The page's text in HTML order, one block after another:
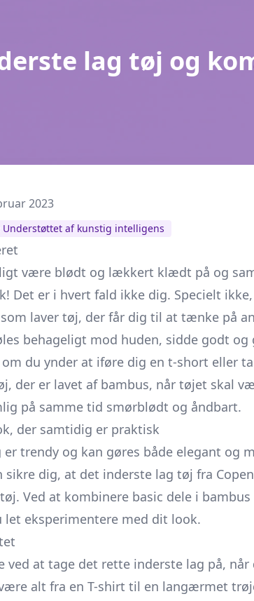
lag tøj og
2023
Understøttet af kunstig intelligens
være blødt og lækkert klædt på og
Det er i hvert fald ikke dig. Specielt
laver tøj, der får dig til at tænke på
behageligt mod huden, sidde godt og
du ynder at iføre dig en t-short eller
der er lavet af bambus, når tøjet skal
på samme tid smørblødt og åndbart.
der samtidig er praktisk
trendy og kan gøres både elegant og
dig, at det inderste lag tøj fra
Ved at kombinere basic dele i
eksperimentere med dit look.
ved at tage det rette inderste lag på,
alt fra en T-shirt til en langærmet